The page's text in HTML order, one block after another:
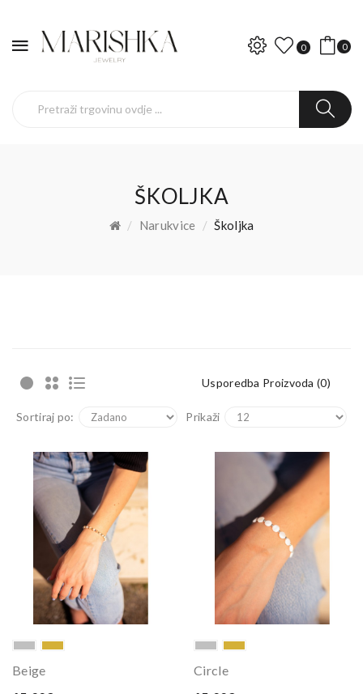
0 0
ŠKOLJKA
Narukvice Školjka
Usporedba Proizvoda (0)
Sortiraj po: Prikaži
Beige
Circle